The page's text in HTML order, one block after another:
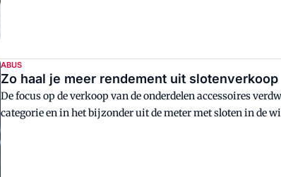
ABUS
Zo haal je meer rendement uit slotenverkoop
De focus op de verkoop van de onderdelen accessoires
categorie en in het bijzonder uit de meter met sloten in de